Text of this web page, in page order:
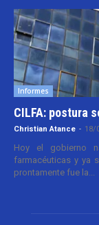
Informes
CILFA: postura
Christian Atance - 18/
Hoy el gobierno
farmacéuticas y ya
prontamente fue la...